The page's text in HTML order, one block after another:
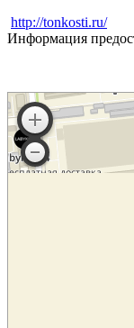
http://tonkosti.ru/
Информация